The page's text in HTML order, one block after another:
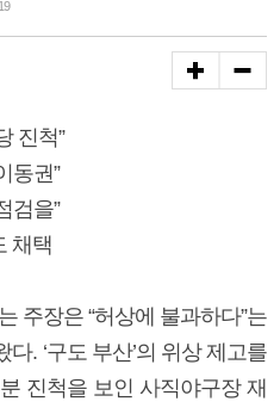
진척”
동권”
검을”
채택
주장은 “허상에 불과하다”는
. ‘구도 부산’의 위상 제고를
진척을 보인 사직야구장 재